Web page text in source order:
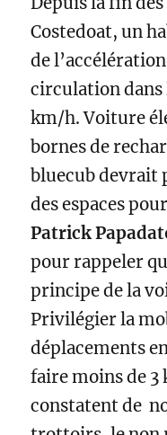
Costedoat, un
de
circulation dans
km/h. Voiture
bornes de
bluecub devrait
des espaces
Patrick
pour rappeler
principe de la
Privilégier la
déplacements
faire moins de 3
constatent de